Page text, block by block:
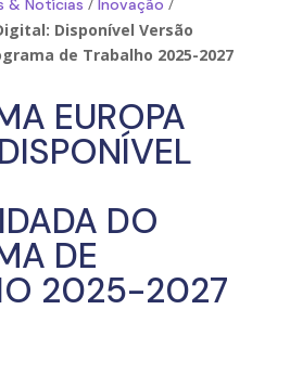
& Notícias Inovação
Disponível Versão
de Trabalho 2025-2027
EUROPA
DO
DE
2025-2027